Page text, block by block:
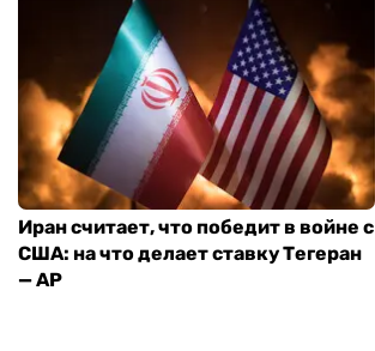
Иран считает, что победит в войне с
США: на что делает ставку Тегеран
— AP